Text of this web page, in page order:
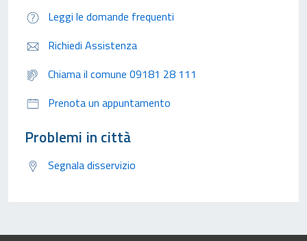
Leggi le domande frequenti
Richiedi Assistenza
Chiama il comune 09181 28 111
Prenota un appuntamento
Problemi in città
Segnala disservizio